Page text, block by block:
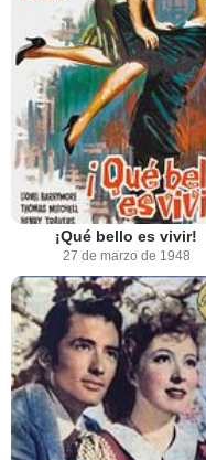
¡Qué bello es vivir!
27 de marzo de 1948